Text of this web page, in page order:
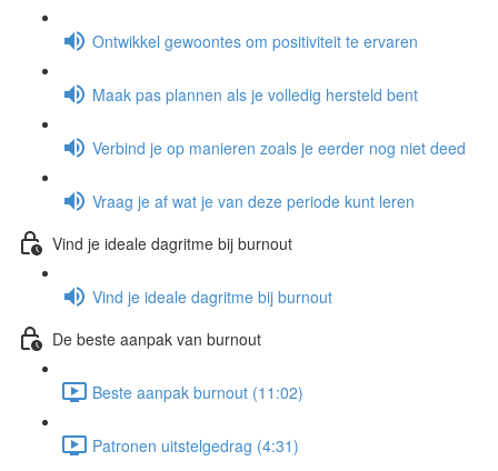
Ontwikkel gewoontes om positiviteit te ervaren
Maak pas plannen als je volledig hersteld bent
Verbind je op manieren zoals je eerder nog niet deed
Vraag je af wat je van deze periode kunt leren
Vind je ideale dagritme bij burnout
Vind je ideale dagritme bij burnout
De beste aanpak van burnout
Beste aanpak burnout (11:02)
Patronen uitstelgedrag (4:31)